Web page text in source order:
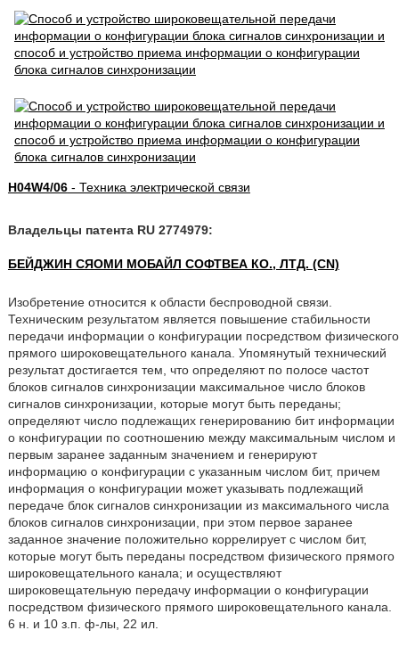
H04W4/06- Техника электрической связи
Владельцы патента RU 2774979:
БЕЙДЖИН СЯОМИ МОБАЙЛ СОФТВЕА КО., ЛТД. (CN)
Изобретение относится к области беспроводной связи.
Техническим результатом является повышение стабильности
передачи информации о конфигурации посредством физического
прямого широковещательного канала. Упомянутый технический
результат достигается тем, что определяют по полосе частот
блоков сигналов синхронизации максимальное число блоков
сигналов синхронизации, которые могут быть переданы;
определяют число подлежащих генерированию бит информации
о конфигурации по соотношению между максимальным числом и
первым заранее заданным значением и генерируют
информацию о конфигурации с указанным числом бит, причем
информация о конфигурации может указывать подлежащий
передаче блок сигналов синхронизации из максимального числа
блоков сигналов синхронизации, при этом первое заранее
заданное значение положительно коррелирует с числом бит,
которые могут быть переданы посредством физического прямого
широковещательного канала; и осуществляют
широковещательную передачу информации о конфигурации
посредством физического прямого широковещательного канала.
6 н. и 10 з.п. ф-лы, 22 ил.